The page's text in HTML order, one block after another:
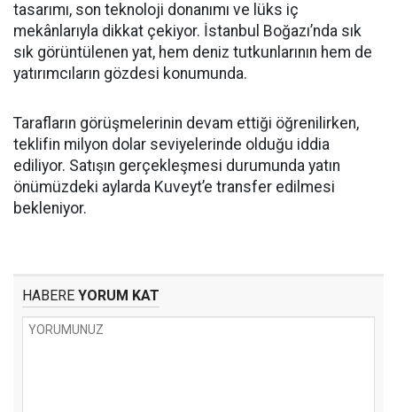
tasarımı, son teknoloji donanımı ve lüks iç
mekânlarıyla dikkat çekiyor. İstanbul Boğazı’nda sık
sık görüntülenen yat, hem deniz tutkunlarının hem de
yatırımcıların gözdesi konumunda.
Tarafların görüşmelerinin devam ettiği öğrenilirken,
teklifin milyon dolar seviyelerinde olduğu iddia
ediliyor. Satışın gerçekleşmesi durumunda yatın
önümüzdeki aylarda Kuveyt’e transfer edilmesi
bekleniyor.
HABERE YORUM KAT